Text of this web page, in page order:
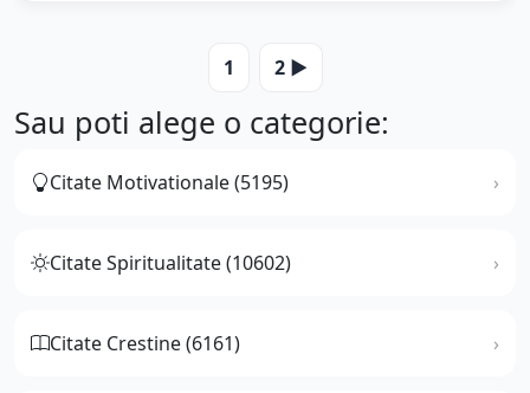
1 2 ▶️
Sau poti alege o categorie:
Citate Motivationale (5195)
Citate Spiritualitate (10602)
Citate Crestine (6161)